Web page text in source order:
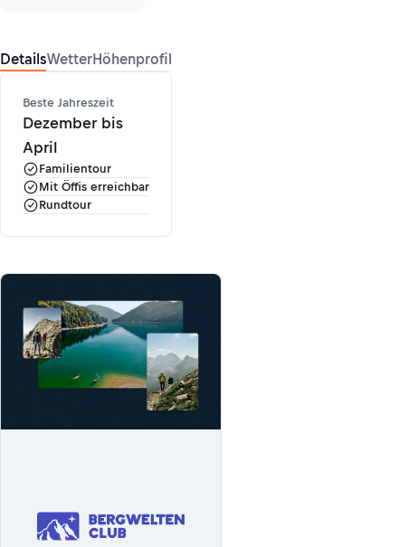
DetailsWetterHöhenprofil
Beste Jahreszeit
Dezember bis
April
Familientour
Mit Öffis erreichbar
Rundtour